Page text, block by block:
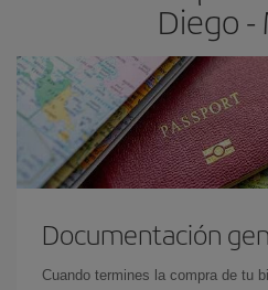
Diego -
Documentación
Cuando termines la compra de tu